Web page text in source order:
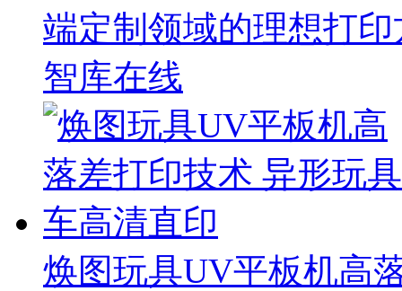
端定制领域的理想打
智库在线
焕图玩具UV平板机高